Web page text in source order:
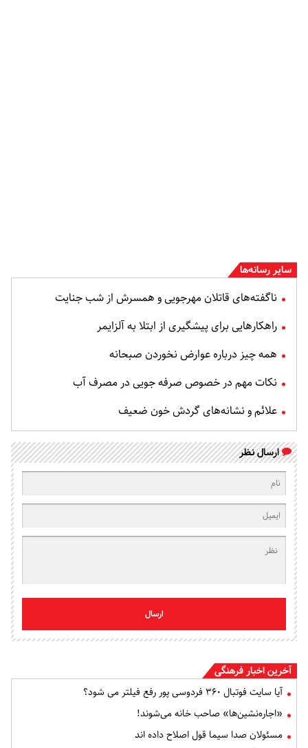
سایر رسانه‌ها
ناگفته‌های قاتلان مهرجویی و همسرش از شب جنایت
راهکارهایی برای پیشگیری از ابتلا به آلزایمر
همه چیز درباره عوارض نخوردن صبحانه
نکات مهم در خصوص صرفه جویی در مصرف آب
علائم و نشانه‌های گردش خون ضعیف
ارسال نظر
ارسال
آخرین اخبار فرهنگی
آیا سایت فوتبال ۳۶۰ فردوسی پور رفع فیلتر می شود؟
«اجاره‌نشین‌ها» صاحب خانه می‌شوند!
مسئولان صدا سیما قول اصلاح داده اند